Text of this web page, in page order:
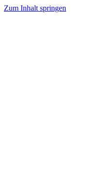
Zum Inhalt springen